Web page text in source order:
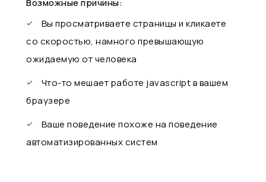
Возможные причины:
Вы просматриваете страницы и кликаете
со скоростью, намного превышающую
ожидаемую от человека
Что-то мешает работе javascript в вашем
браузере
Ваше поведение похоже на поведение
автоматизированных систем